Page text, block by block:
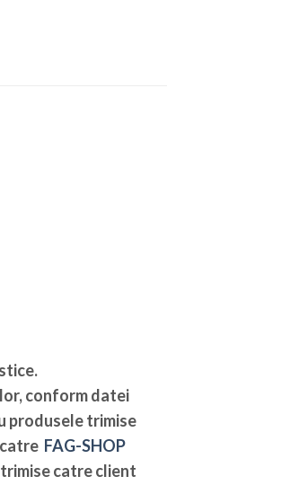
.
conform datei
produsele trimise
FAG-SHOP
catre client